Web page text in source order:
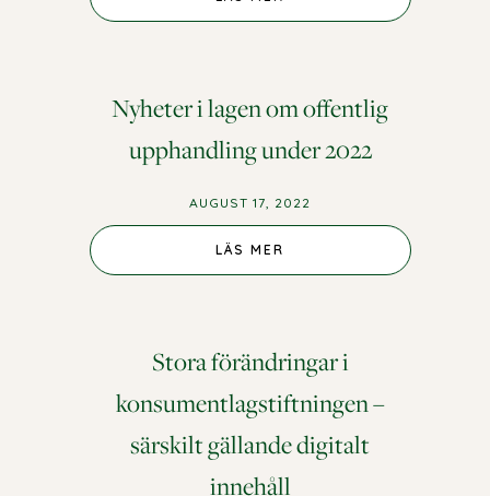
Nyheter i lagen om offentlig
upphandling under 2022
AUGUST 17, 2022
LÄS MER
Stora förändringar i
konsumentlagstiftningen –
särskilt gällande digitalt
innehåll